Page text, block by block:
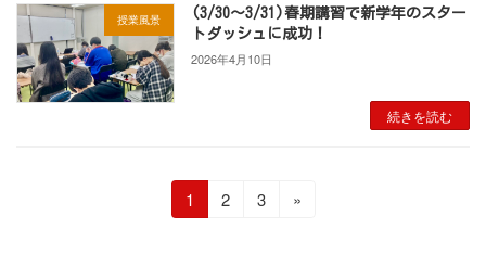
授業風景
(3/30～3/31)春期講習で新学年のスター
トダッシュに成功！
2026年4月10日
続きを読む
固
定
1
固
2
固
3 »